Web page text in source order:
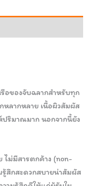
อของจับฉลากสำหรับทุก
หลากหลาย เนื้อผิวสัมผัส
ปริมาณมาก นอกจากนี้ยัง
ม่มีสารตกค้าง (non-
รู้สึกสะดวกสบายน่าสัมผัส